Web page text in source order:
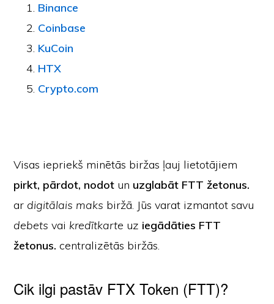
Binance
Coinbase
KuCoin
HTX
Crypto.com
Visas iepriekš minētās biržas ļauj lietotājiem
pirkt, pārdot, nodot un uzglabāt FTT žetonus.
ar digitālais maks biržā. Jūs varat izmantot savu
debets vai kredītkarte uz iegādāties FTT
žetonus.centralizētās biržās.
Cik ilgi pastāv FTX Token (FTT)?